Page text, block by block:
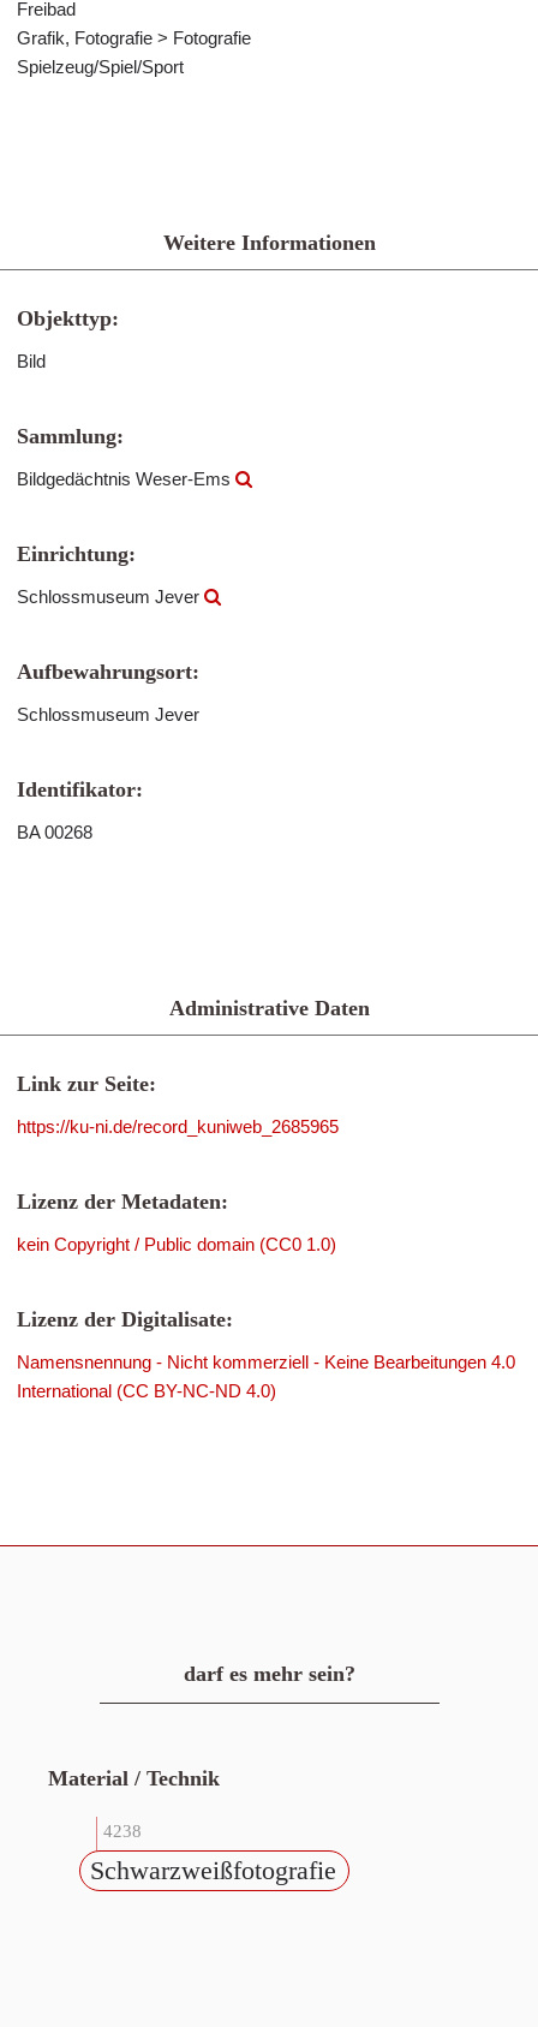
Freibad
Grafik, Fotografie > Fotografie
Spielzeug/Spiel/Sport
Weitere Informationen
Objekttyp:
Bild
Sammlung:
Bildgedächtnis Weser-Ems
Einrichtung:
Schlossmuseum Jever
Aufbewahrungsort:
Schlossmuseum Jever
Identifikator:
BA 00268
Administrative Daten
Link zur Seite:
https://ku-ni.de/record_kuniweb_2685965
Lizenz der Metadaten:
kein Copyright / Public domain (CC0 1.0)
Lizenz der Digitalisate:
Namensnennung - Nicht kommerziell - Keine Bearbeitungen 4.0
International (CC BY-NC-ND 4.0)
darf es mehr sein?
Material / Technik
4238
Schwarzweißfotografie